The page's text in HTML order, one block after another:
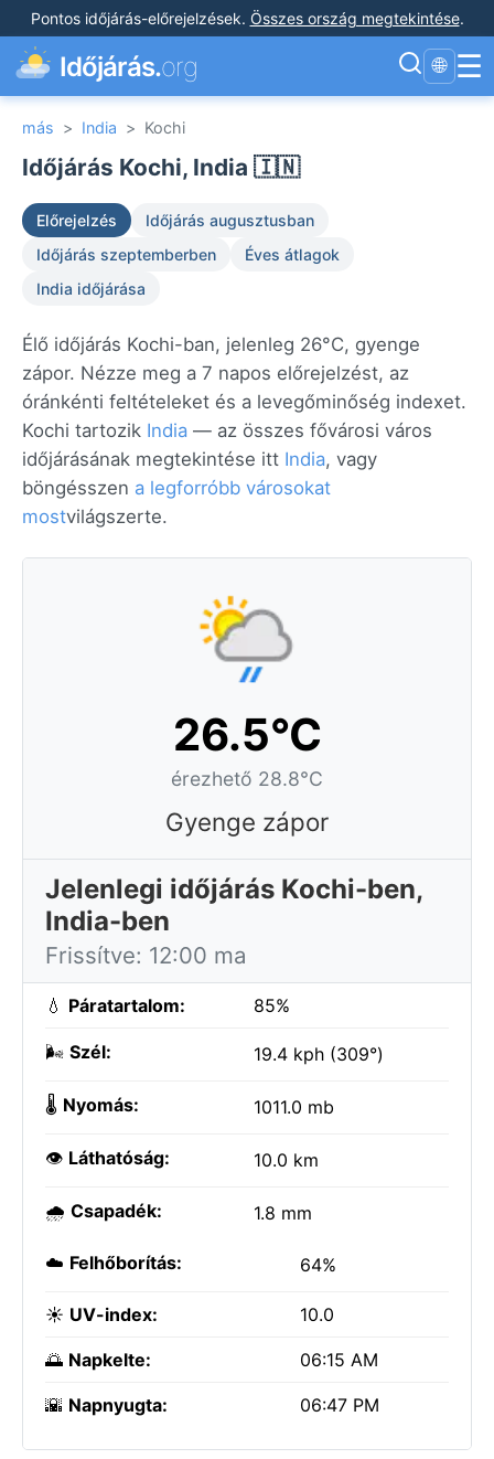
Pontos időjárás-előrejelzések. Összes ország megtekintése.
Időjárás.org 🌐 ☰
más > India > Kochi
Időjárás Kochi, India 🇮🇳
Előrejelzés
Időjárás augusztusban
Időjárás szeptemberben
Éves átlagok
India időjárása
Élő időjárás Kochi-ban, jelenleg 26°C, gyenge
zápor. Nézze meg a 7 napos előrejelzést, az
óránkénti feltételeket és a levegőminőség indexet.
Kochi tartozik India — az összes fővárosi város
időjárásának megtekintése itt India, vagy
böngésszen a legforróbb városokat
mostvilágszerte.
26.5°C
érezhető 28.8°C
Gyenge zápor
Jelenlegi időjárás Kochi-ben,
India-ben
Frissítve: 12:00 ma
💧 Páratartalom: 85%
🌬️ Szél: 19.4 kph (309°)
🌡️ Nyomás: 1011.0 mb
👁️ Láthatóság: 10.0 km
🌧️ Csapadék: 1.8 mm
☁️ Felhőborítás: 64%
☀️ UV-index: 10.0
🌅 Napkelte: 06:15 AM
🌇 Napnyugta: 06:47 PM